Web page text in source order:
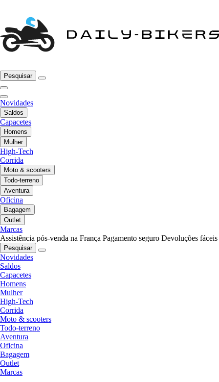
Pesquisar
Novidades
Saldos
Capacetes
Homens
Mulher
High-Tech
Corrida
Moto & scooters
Todo-terreno
Aventura
Oficina
Bagagem
Outlet
Marcas
Assistência pós-venda na França Pagamento seguro Devoluções fáceis
Pesquisar
Novidades
Saldos
Capacetes
Homens
Mulher
High-Tech
Corrida
Moto & scooters
Todo-terreno
Aventura
Oficina
Bagagem
Outlet
Marcas